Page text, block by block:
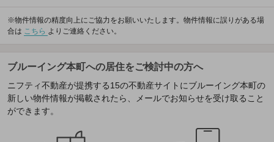
※物件情報の精度向上にご協力をお願いいたします。物件情報に誤りがある場
合は こちら よりご連絡ください。
ブルーイング本町への居住をご検討中の方へ
ニフティ不動産が提携する15の不動産サイトにブルーイング本町の
新しい物件情報が掲載されたら、メールでお知らせを受け取ること
ができます。